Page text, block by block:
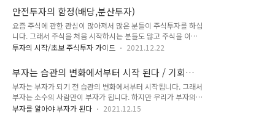
있는지를 알고 소비성향의 큰 방향성만 알고 투자를 하면 됩니
다. 즉 일시적이거나 단기간에 일..
장 할 것인지를 끊임없이 공부하고 지켜봐야 합니다. 또한 경제
의 흐름에 따라 투자방향을 설정하는 것 또한 아주 중요한 일입
니다. 이 모든 것이 투자를 위해 얻어야 하는 지식입니다. 그 다
음으로는 투자에 성공하기 위한 것중 가장 중요한 것이 마인드입
니다. 주식투자는 매일 매시간 상황이 변화하기 때문에 자칫 잘
따라가기도 하고 하락하는 주가를 보고 참지 못하여 많은 손해를
보고 팔아버리기도 합니다. 그리고는 처음에..
안전투자의 함정(배당,분산투자)
요즘 주식에 관한 관심이 많아져서 많은 분들이 주식투자를 하십
니다. 그래서 주식을 처음 시작하시는 분들도 많고 주식을 이미
시작하신분들도 많습니다. 주식투자를 시작하시면 ‘안전하게 투
만 주식투자는 다른 투자들에 비해서 리스트가 있기 때문입니다.
그래서 주식투자를 하실때 안전하게 투자하기 위해서 많이 선택
하시는 투자 방법이 분산투자와 배당투자입니다. 분산투자는 자
산을 주식과 채권, 원자재등으로 나누어서 분산투자를 하는 방법
입니다. 이 방법은 레이달리오의 사계절 포트폴리오가 가장 유명
투자의 시작/초보 주식투자 가이드 2021.12.22
부자는 습관의 변화에서부터 시작 된다 / 기회를
잡는다
부자는 부자가 되기 전 습관의 변화에서부터 시작됩니다. 그래서
부자는 소수의 사람만이 부자가 됩니다. 하지만 우리가 부자의
습관을 배우고 나의 그들과 동기화 된다면 우리도 그들과 같이
부자를 알아야 부자가 된다 2021.12.15